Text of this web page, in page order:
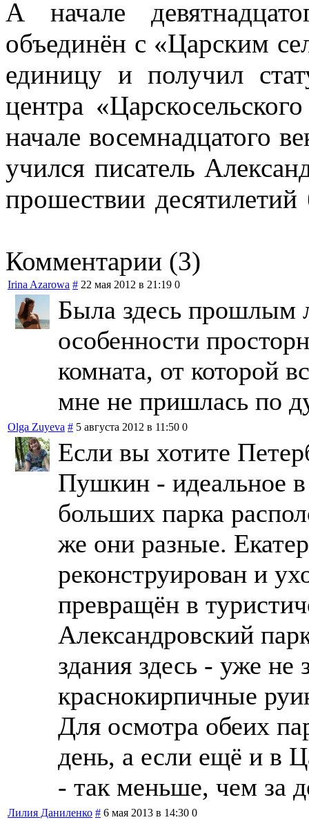
А начале
объединён с «Царским
единицу и получил
центра
начале восемнадцатого
учился писатель
прошествии
Комментарии (3)
Irina Azarowa # 22 мая 2012 в 21:19 0
Была здесь прошлым
особенности
комната, от которой
мне не пришлась по
Olga Zuyeva # 5 августа 2012 в 11:50 0
Если вы хотите
Пушкин - идеальное
больших парка
же они разные.
реконструирован и
превращён в
Александровский
здания здесь - уже
краснокирпичные
Для осмотра обеих
день, а если ещё и в
- так меньше, чем за
Лилия Даниленко # 6 мая 2013 в 14:30 0